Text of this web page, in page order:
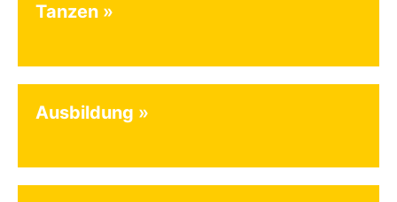
Tanzen
Ausbildung